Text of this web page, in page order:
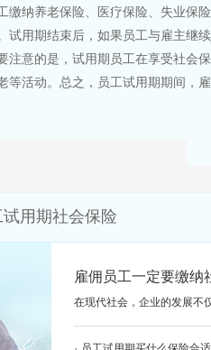
缴纳养老保险、医疗保险、失业保
试用期结束后，如果员工与雇主继
注意的是，试用期员工在享受社会
等活动。总之，员工试用期期间，
试用期社会保险
雇佣员工一定要缴纳
在现代社会，企业的发展不